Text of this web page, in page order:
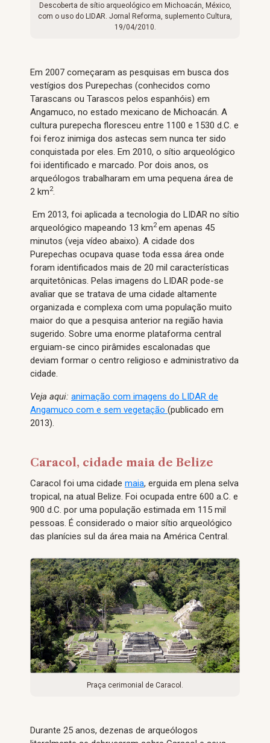
Descoberta de sítio arqueológico em Michoacán, México,
com o uso do LIDAR. Jornal Reforma, suplemento Cultura,
19/04/2010.
Em 2007 começaram as pesquisas em busca dos
vestígios dos Purepechas (conhecidos como
Tarascans ou Tarascos pelos espanhóis) em
Angamuco, no estado mexicano de Michoacán. A
cultura purepecha floresceu entre 1100 e 1530 d.C. e
foi feroz inimiga dos astecas sem nunca ter sido
conquistada por eles. Em 2010, o sítio arqueológico
foi identificado e marcado. Por dois anos, os
arqueólogos trabalharam em uma pequena área de
2 km2.
Em 2013, foi aplicada a tecnologia do LIDAR no sítio
arqueológico mapeando 13 km2em apenas 45
minutos (veja vídeo abaixo). A cidade dos
Purepechas ocupava quase toda essa área onde
foram identificados mais de 20 mil características
arquitetônicas. Pelas imagens do LIDAR pode-se
avaliar que se tratava de uma cidade altamente
organizada e complexa com uma população muito
maior do que a pesquisa anterior na região havia
sugerido. Sobre uma enorme plataforma central
erguiam-se cinco pirâmides escalonadas que
deviam formar o centro religioso e administrativo da
cidade.
Veja aqui: animação com imagens do LIDAR de
Angamuco com e sem vegetação (publicado em
2013).
Caracol, cidade maia de Belize
Caracol foi uma cidade maia, erguida em plena selva
tropical, na atual Belize. Foi ocupada entre 600 a.C. e
900 d.C. por uma população estimada em 115 mil
pessoas. É considerado o maior sítio arqueológico
das planícies sul da área maia na América Central.
Praça cerimonial de Caracol.
Durante 25 anos, dezenas de arqueólogos